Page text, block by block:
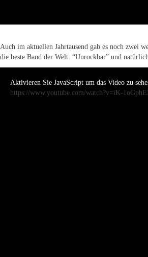
Auch im aktuellen Jahrtausend gab es noch zwei
die beste Band der Welt: “Unrockbar” und natürlich
Aktivieren Sie JavaScript um das Video zu
https://www.youtube.com/watch?v=iK-